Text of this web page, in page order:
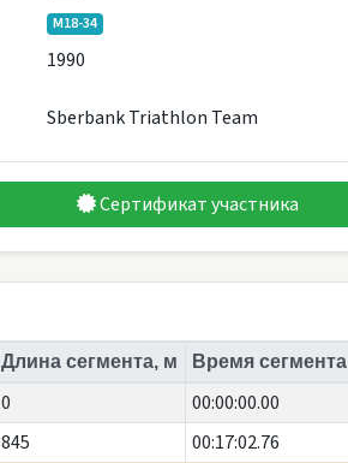
M18-34
1990
Sberbank Triathlon Team
Сертификат участника
Длина сегмента, м Время сегмента
0 00:00:00.00
845 00:17:02.76